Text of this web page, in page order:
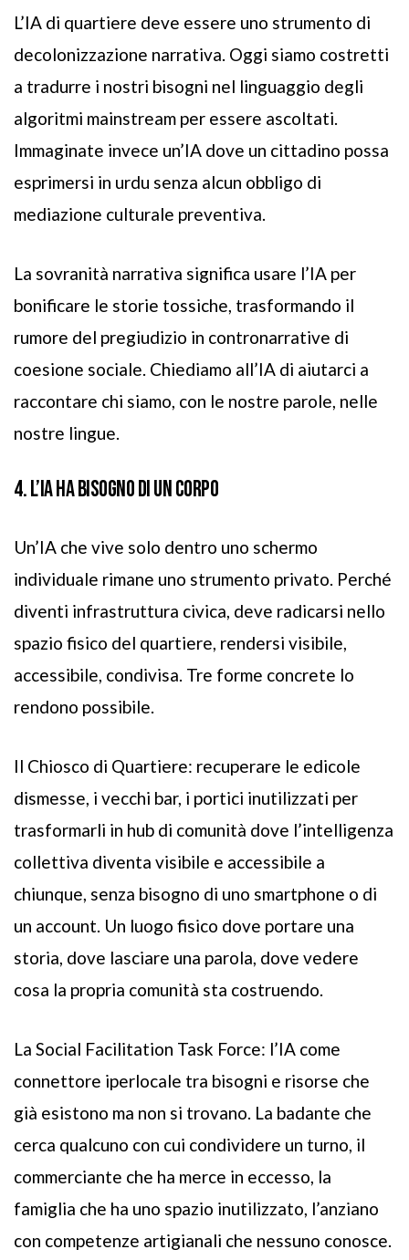
L’IA di quartiere deve essere uno strumento di
decolonizzazione narrativa. Oggi siamo costretti
a tradurre i nostri bisogni nel linguaggio degli
algoritmi mainstream per essere ascoltati.
Immaginate invece un’IA dove un cittadino possa
esprimersi in urdu senza alcun obbligo di
mediazione culturale preventiva.
La sovranità narrativa significa usare l’IA per
bonificare le storie tossiche, trasformando il
rumore del pregiudizio in contronarrative di
coesione sociale. Chiediamo all’IA di aiutarci a
raccontare chi siamo, con le nostre parole, nelle
nostre lingue.
4. L’IA HA BISOGNO DI UN CORPO
Un’IA che vive solo dentro uno schermo
individuale rimane uno strumento privato. Perché
diventi infrastruttura civica, deve radicarsi nello
spazio fisico del quartiere, rendersi visibile,
accessibile, condivisa. Tre forme concrete lo
rendono possibile.
Il Chiosco di Quartiere: recuperare le edicole
dismesse, i vecchi bar, i portici inutilizzati per
trasformarli in hub di comunità dove l’intelligenza
collettiva diventa visibile e accessibile a
chiunque, senza bisogno di uno smartphone o di
un account. Un luogo fisico dove portare una
storia, dove lasciare una parola, dove vedere
cosa la propria comunità sta costruendo.
La Social Facilitation Task Force: l’IA come
connettore iperlocale tra bisogni e risorse che
già esistono ma non si trovano. La badante che
cerca qualcuno con cui condividere un turno, il
commerciante che ha merce in eccesso, la
famiglia che ha uno spazio inutilizzato, l’anziano
con competenze artigianali che nessuno conosce.